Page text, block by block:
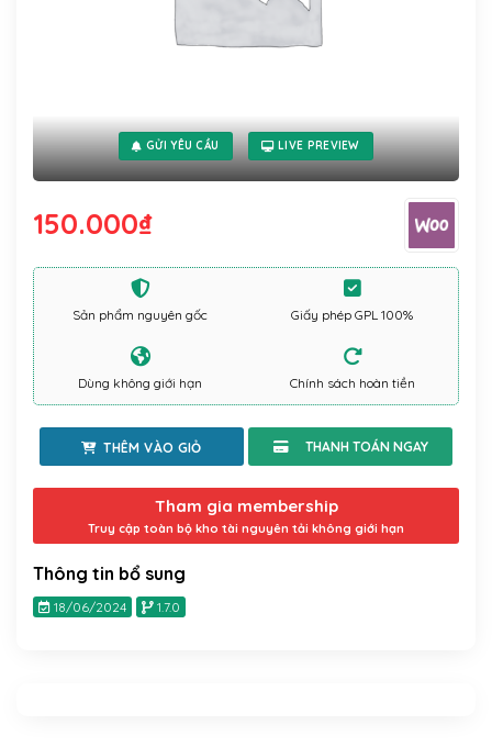
GỬI YÊU CẦU LIVE PREVIEW
150.000₫
Sản phẩm nguyên gốc Giấy phép GPL 100%
Dùng không giới hạn Chính sách hoàn tiền
THÊM VÀO GIỎ
Tham gia membership
Truy cập toàn bộ kho tài nguyên tải không giới hạn
Thông tin bổ sung
18/06/2024 1.7.0